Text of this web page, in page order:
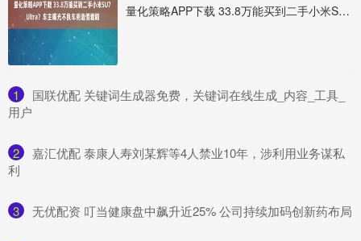
量化策略APP下载 33.8万能买到二手小米SU7 Ultra？车主曝光不良车商造假套路
1
​国联优配 关键词生成器免费，关键词在线生成_内容_工具_
用户
2
​嘉汇优配 泰康人寿刘某辉等4人禁业10年，涉利用业务谋私
利
3 ​无优配资 叮当健康盘中飙升近25% 公司持续加码创新药布局